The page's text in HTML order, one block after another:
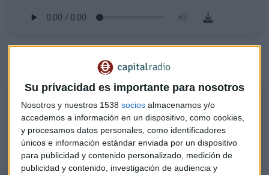
Su privacidad es importante para nosotros
Nosotros y nuestros 1538 socios almacenamos y/o
accedemos a información en un dispositivo, como cookies,
y procesamos datos personales, como identificadores
únicos e información estándar enviada por un dispositivo
para publicidad y contenido personalizado, medición de
publicidad y contenido, investigación de audiencia y
Escucha el Consultorio Capital completo en este podcast de
Consultorio de Bolsa | Mercado Abierto [20.09.2022]
Análisis de los mercados y sus valores protagonistas en el Consultorio
Capital de Mercado Abierto con David Galán, responsable de Renta
Variable de Bolsa General